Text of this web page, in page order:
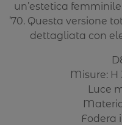
un’estetica
’70. Questa versione
dettagliata con
Misure: H
Luce
Fodera